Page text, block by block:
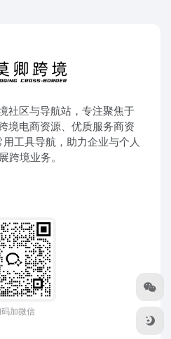
社区与导航站，专注聚焦于
境电商资源、优质服务商资
工具导航，助力企业与个人
跨境业务。
加微信